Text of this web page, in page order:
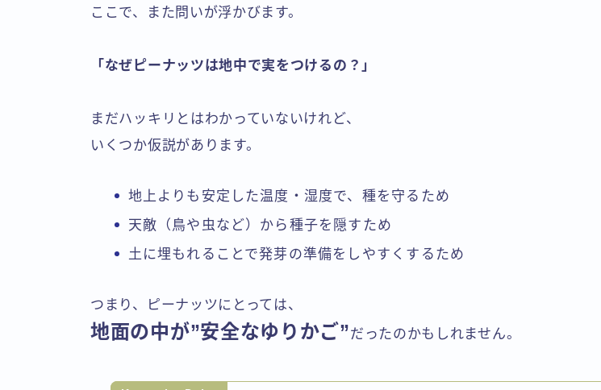
ここで、また問いが浮かびます。
「なぜピーナッツは地中で実をつけるの？」
まだハッキリとはわかっていないけれど、
いくつか仮説があります。
地上よりも安定した温度・湿度で、種を守るため
天敵（鳥や虫など）から種子を隠すため
土に埋もれることで発芽の準備をしやすくするため
つまり、ピーナッツにとっては、
地面の中が”安全なゆりかご”だったのかもしれません。